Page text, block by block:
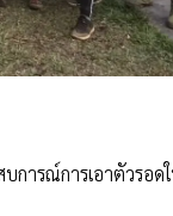
ารณ์การเอาตัวร